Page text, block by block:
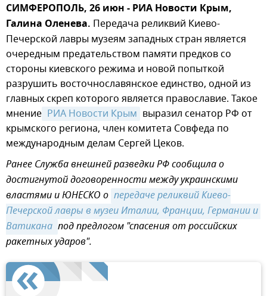
СИМФЕРОПОЛЬ, 26 июн - РИА Новости Крым,
Галина Оленева. Передача реликвий Киево-
Печерской лавры музеям западных стран является
очередным предательством памяти предков со
стороны киевского режима и новой попыткой
разрушить восточнославянское единство, одной из
главных скреп которого является православие. Такое
мнение РИА Новости Крым выразил сенатор РФ от
крымского региона, член комитета Совфеда по
международным делам Сергей Цеков.
Ранее Служба внешней разведки РФ сообщила о
достигнутой договоренности между украинскими
властями и ЮНЕСКО о передаче реликвий Киево-
Печерской лавры в музеи Италии, Франции, Германии и
Ватикана под предлогом "спасения от российских
ракетных ударов".